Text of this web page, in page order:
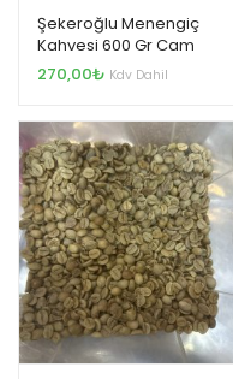
Şekeroğlu Menengiç
Kahvesi 600 Gr Cam
Kavanoz
270,00₺ Kdv Dahil